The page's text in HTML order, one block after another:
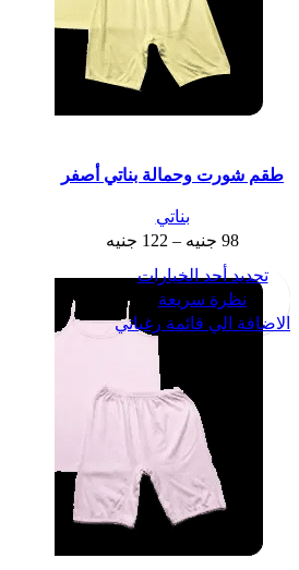
طقم شورت وحمالة بناتي أصفر
بناتي
98 جنيه –
122 جنيه
تحديد أحد الخيارات
نظرة سريعة
الاضافة الي قائمة رغباتي